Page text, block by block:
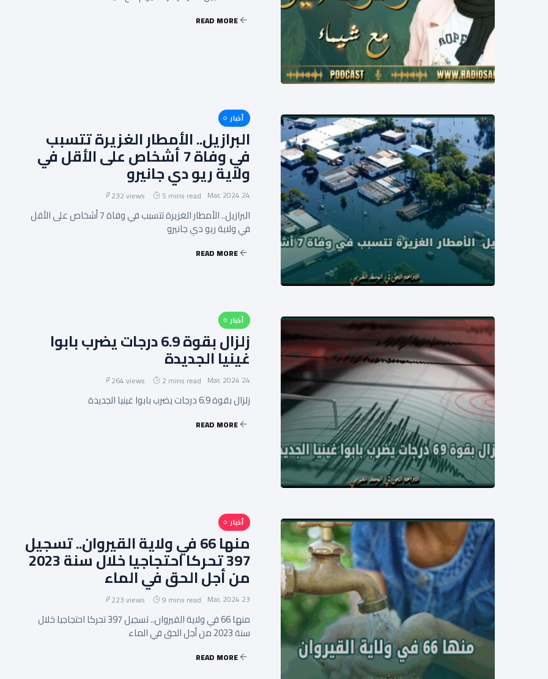
READ MORE
أخبار
البرازيل.. الأمطار الغزيرة تتسبب
في وفاة 7 أشخاص على الأقل في
ولاية ريو دي جانيرو
24 Mar, 2024
5 mins read
232 views
البرازيل.. الأمطار الغزيرة تتسبب في وفاة 7 أشخاص على الأقل
في ولاية ريو دي جانيرو
READ MORE
أخبار
زلزال بقوة 6.9 درجات يضرب بابوا
غينيا الجديدة
24 Mar, 2024
2 mins read
264 views
زلزال بقوة 6.9 درجات يضرب بابوا غينيا الجديدة
READ MORE
أخبار
منها 66 في ولاية القيروان.. تسجيل
397 تحركا احتجاجيا خلال سنة 2023
من أجل الحق في الماء
23 Mar, 2024
9 mins read
223 views
منها 66 في ولاية القيروان.. تسجيل 397 تحركا احتجاجيا خلال
سنة 2023 من أجل الحق في الماء
READ MORE